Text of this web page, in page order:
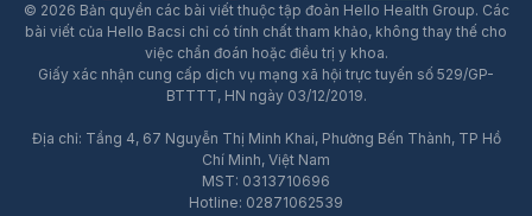
© 2026 Bản quyền các bài viết thuộc tập đoàn Hello Health Group. Các
bài viết của Hello Bacsi chỉ có tính chất tham khảo, không thay thế cho
việc chẩn đoán hoặc điều trị y khoa.
Giấy xác nhận cung cấp dịch vụ mạng xã hội trực tuyến số 529/GP-
BTTTT, HN ngày 03/12/2019.
Địa chỉ: Tầng 4, 67 Nguyễn Thị Minh Khai, Phường Bến Thành, TP Hồ
Chí Minh, Việt Nam
MST: 0313710696
Hotline: 02871062539